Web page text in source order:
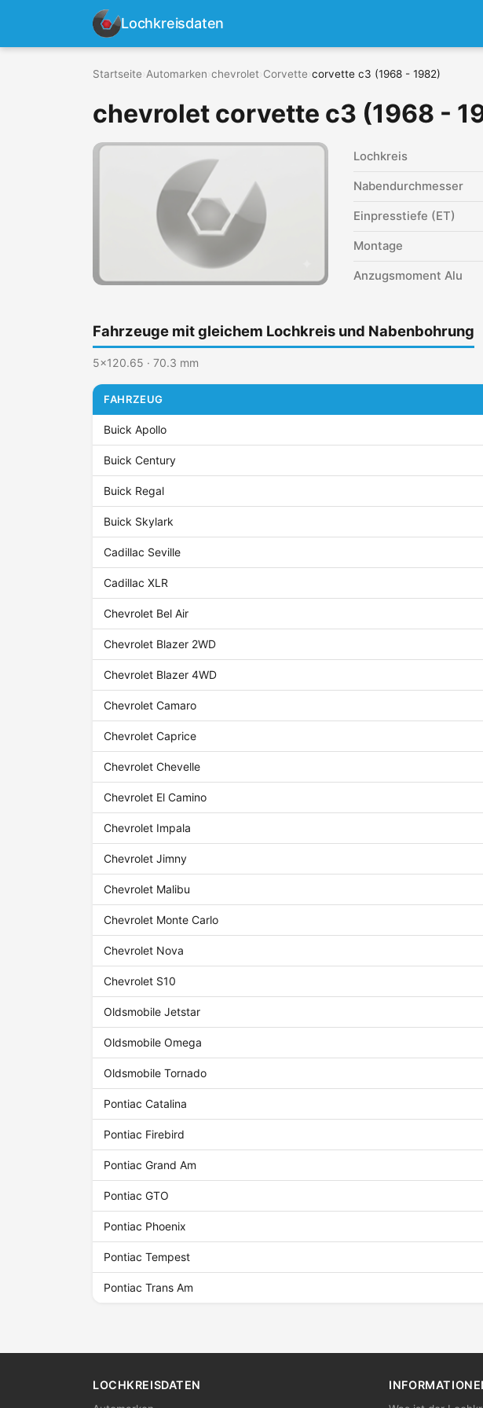
Lochkreisdaten
Startseite Automarken chevrolet Corvette corvette c3 (1968 - 1982)
chevrolet corvette c3 (1968 -
Lochkreis
Nabendurchmesser
Einpresstiefe (ET)
Montage
Anzugsmoment Alu
Fahrzeuge mit gleichem Lochkreis und Nabenbohrung
5x120.65 · 70.3 mm
FAHRZEUG
Buick Apollo
Buick Century
Buick Regal
Buick Skylark
Cadillac Seville
Cadillac XLR
Chevrolet Bel Air
Chevrolet Blazer 2WD
Chevrolet Blazer 4WD
Chevrolet Camaro
Chevrolet Caprice
Chevrolet Chevelle
Chevrolet El Camino
Chevrolet Impala
Chevrolet Jimny
Chevrolet Malibu
Chevrolet Monte Carlo
Chevrolet Nova
Chevrolet S10
Oldsmobile Jetstar
Oldsmobile Omega
Oldsmobile Tornado
Pontiac Catalina
Pontiac Firebird
Pontiac Grand Am
Pontiac GTO
Pontiac Phoenix
Pontiac Tempest
Pontiac Trans Am
LOCHKREISDATEN